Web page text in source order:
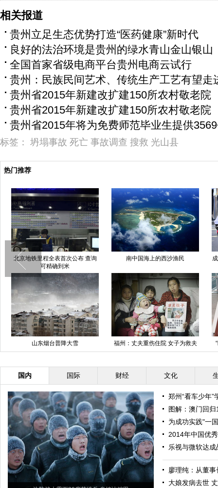
相关报道
贵州立足生态优势打造“医药健康”新时代
良好的法治环境是贵州的绿水青山金山银山
全国首家省级电商平台贵州电商云试行
贵州：民族民间艺术、传统生产工艺有望走
贵州省2015年新建改扩建150所农村敬老院
贵州省2015年新建改扩建150所农村敬老院
贵州省2015年将为免费师范毕业生提供
标签： 坍塌事故 死亡 事故调查 搜救 光山县
热门推荐
北京地铁里程全表首次公布 查询
可精确到米
南中国海上的西沙渔民
山东烟台普降大雪
福州：丈夫重伤住院 女子为救夫
街头跪地卖女儿
国内 国际 财经 文化
郑州“看车少年”
图解：澳门回
为成功实践"一
2014年中国优
乐视与微软达
廖理纯：从董事
大娘发病去世